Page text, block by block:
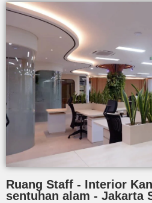
Ruang Staff - Interior
sentuhan alam - Jakarta